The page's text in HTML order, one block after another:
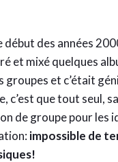
début des années
et mixé quelques
groupes et c’était
c’est que tout seul,
de groupe pour les
impossible de